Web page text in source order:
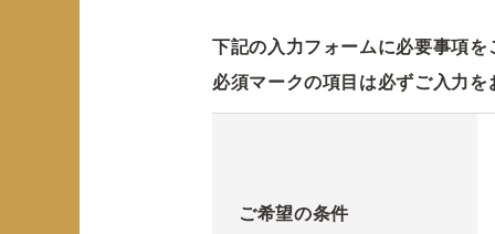
下記の入力フォームに必要事項
必須マークの項目は必ずご入力
ご希望の条件